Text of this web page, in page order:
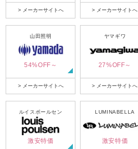
> メーカーサイトへ > メーカーサイトへ
山田照明
54%OFF～
> メーカーサイトへ
ヤマギワ
27%OFF～
> メーカーサイトへ
ルイスポールセン
激安特価
LUMINABELLA
激安特価